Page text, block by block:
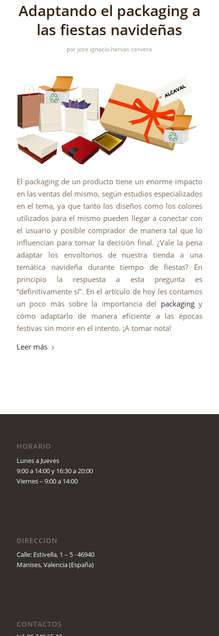
Adaptando el packaging a
las fiestas navideñas
por jose ignacio hervas cervera
El packaging de un producto tiene un enorme impacto
en las ventas del mismo, según estudios especializados
en el tema, ya que tanto los diseños como los colores
utilizados para el mismo pueden llegar a conectar con
el usuario y posible comprador de manera tal que lo
influencian para tomar la decisión final. ¿Vale la pena
adaptar los envoltorios de nuestra tienda a una
temática navideña durante tiempo de fiestas? En
principio la respuesta a esta pregunta es
“definitivamente sí”. En el artículo de hoy les contamos
un poco más sobre la importancia del packagingy
cómo adaptarlo de manera eficiente a las épocas
festivas sin morir en el intento. ¡A tomar nota!
Leer más
HORARIO
Lunes a Jueves
9:00 a 14:00 y 16:30 a 20:00
Viernes – 9:00 a 14:00
DIRECCION
Calle: Estivella, 1 – 5 · 46940
Manises, Valencia (España)
CONTACTOS